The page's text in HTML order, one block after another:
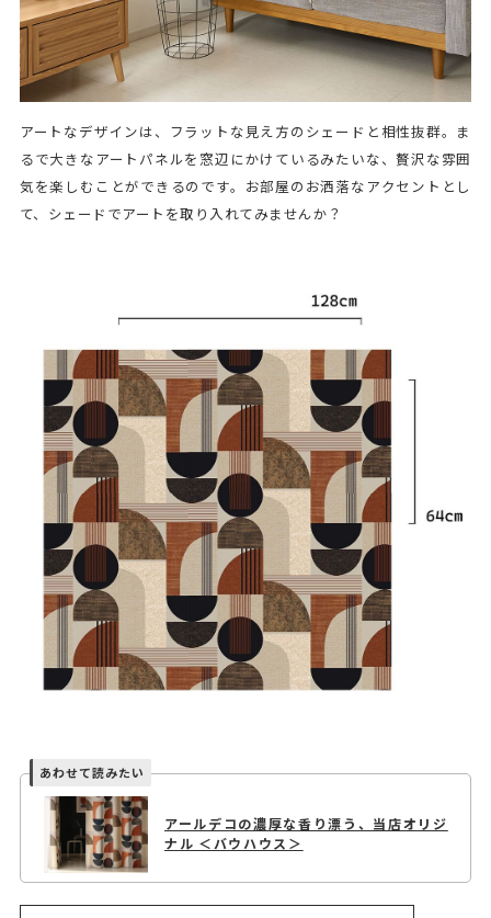
アートなデザインは、フラットな見え方のシェードと相性抜群。ま
るで大きなアートパネルを窓辺にかけているみたいな、贅沢な雰囲
気を楽しむことができるのです。お部屋のお洒落なアクセントとし
て、シェードでアートを取り入れてみませんか？
アールデコの濃厚な香り漂う、当店オリジ
ナル ＜バウハウス＞